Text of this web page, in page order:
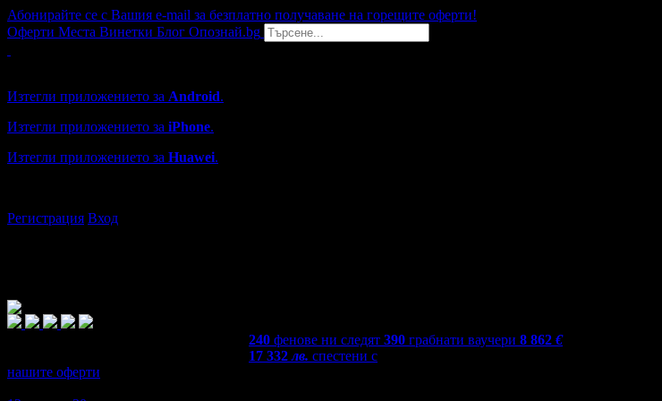
Абонирайте се с Вашия e-mail за безплатно получаване на горещите оферти!
Оферти Места Винетки Блог Опознай.bg
Изтегли приложението за Android.
Изтегли приложението за iPhone.
Изтегли приложението за Huawei.
Регистрация Вход
240 фенове ни следят 390 грабнати ваучери 8 862 €
17 332лв. спестени с
нашите оферти